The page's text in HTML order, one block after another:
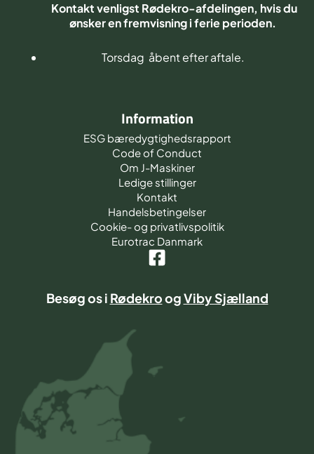
Kontakt venligst Rødekro-afdelingen, hvis du
ønsker en fremvisning i ferie perioden.
Torsdag åbent efter aftale.
Information
ESG bæredygtighedsrapport
Code of Conduct
Om J-Maskiner
Ledige stillinger
Kontakt
Handelsbetingelser
Cookie- og privatlivspolitik
Eurotrac Danmark
Besøg os i RødekroogViby Sjælland